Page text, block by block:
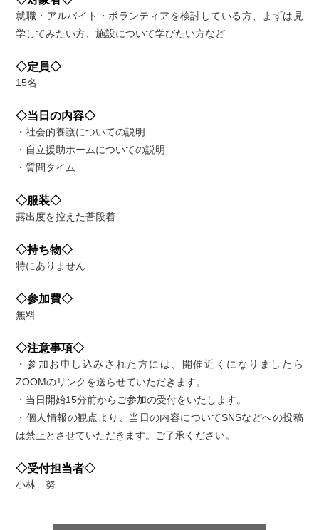
就職・アルバイト・ボランティアを検討している方、まずは見
学してみたい方、施設について学びたい方など
◇定員◇
15名
◇当日の内容◇
・社会的養護についての説明
・自立援助ホームについての説明
・質問タイム
◇服装◇
露出度を控えた普段着
◇持ち物◇
特にありません
◇参加費◇
無料
◇注意事項◇
・参加お申し込みされた方には、開催近くになりましたら
ZOOMのリンクを送らせていただきます。
・当日開始15分前からご参加の受付をいたします。
・個人情報の観点より、当日の内容についてSNSなどへの投稿
は禁止とさせていただきます。ご了承ください。
◇受付担当者◇
小林 努